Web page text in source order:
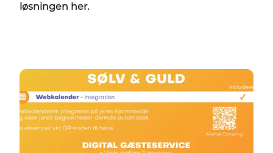
løsningen her.